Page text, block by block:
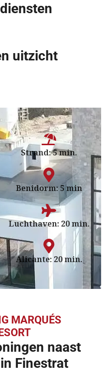
uitzicht
Strand: 5 min.
Benidorm: 5 min
Luchthaven: 20 min.
Alicante: 20 min.
MARQUÉS
naast
Finestrat